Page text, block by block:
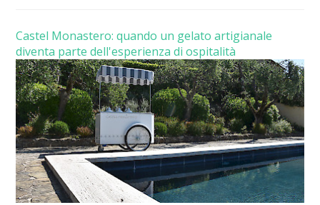
Castel Monastero: quando un gelato artigianale
diventa parte dell'esperienza di ospitalità